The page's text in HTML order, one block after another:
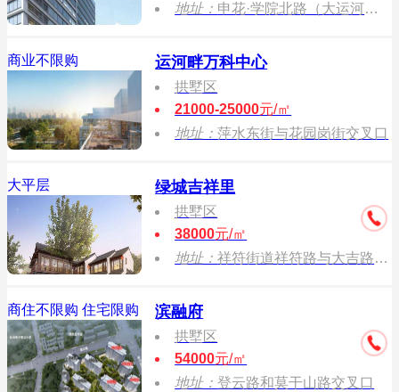
地址： 申花·学院北路（大运河亚运公园东侧）
商业不限购 运河畔万科中心
拱墅区
21000-25000元/㎡
地址：萍水东街与花园岗街交叉口
大平层 绿城吉祥里
拱墅区
38000元/㎡
地址：祥符街道祥符路与大吉路交叉口向北20米
商住不限购 住宅限购 滨融府
拱墅区
54000元/㎡
地址：登云路和莫干山路交叉口